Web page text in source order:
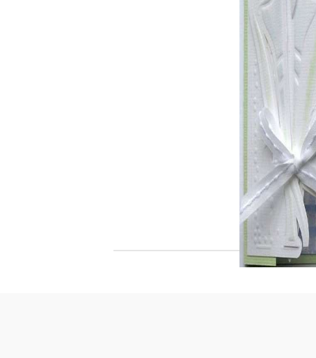
Гумирани листи, пера, шринк пластмаса и др.
ВОСЪК
ГУМЕНИ
ПЕЧАТИ
ВОСЪЦИ